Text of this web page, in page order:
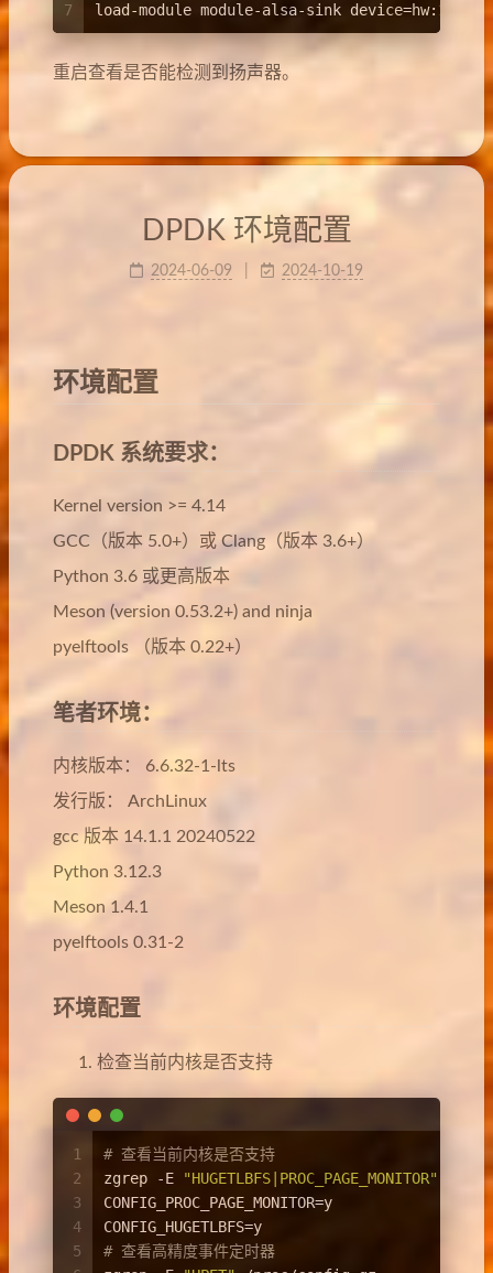
7
load-module module-alsa-sink device=hw:1,0
重启查看是否能检测到扬声器。
DPDK 环境配置
2024-06-09 2024-10-19
环境配置
DPDK 系统要求：
Kernel version >= 4.14
GCC（版本 5.0+）或 Clang（版本 3.6+）
Python 3.6 或更高版本
Meson (version 0.53.2+) and ninja
pyelftools （版本 0.22+）
笔者环境：
内核版本： 6.6.32-1-lts
发行版： ArchLinux
gcc 版本 14.1.1 20240522
Python 3.12.3
Meson 1.4.1
pyelftools 0.31-2
环境配置
检查当前内核是否支持
1
2
3
4
5
# 查看当前内核是否支持
zgrep -E
"HUGETLBFS|PROC_PAGE_MONITOR"
/
CONFIG_PROC_PAGE_MONITOR=y
CONFIG_HUGETLBFS=y
# 查看高精度事件定时器